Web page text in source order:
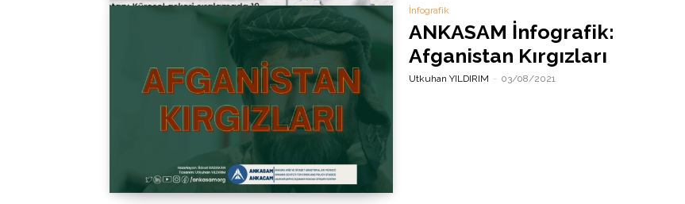
İnfografik
ANKASAM İnfografik:
Afganistan Kırgızları
Utkuhan YILDIRIM - 03/08/2021